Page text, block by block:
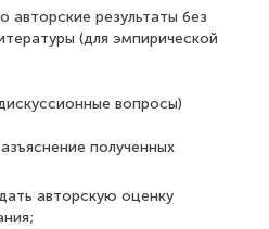
авторские результаты без
(для эмпирической
вопросы)
полученных
авторскую оценку